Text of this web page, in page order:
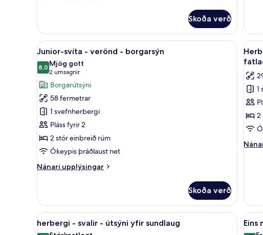
herbergi
með
tvíbreiðu
rúmi
-
svalir
-
borgarsýn
Skoða verð
rúmi
-
svalir
-
yfir
Skoða
allar
myndir
fyrir
Junior-
svíta
-
verönd
-
borgarsýn
Junior-svíta - verönd - borgarsýn |
11
Junior-svíta - verönd - borgarsýn
8,08,0 af 10
Mjög gott
2 umsagnir
(2
umsagnir)
Borgarútsýni
58 fermetrar
1 svefnherbergi
Pláss fyrir 2
2 stór einbreið rúm
Ókeypis þráðlaust net
Nánari upplýsingar
Nánari
svíta
verönd
Skoða verð
allar
fyrir
fyrir
tvo,
tvö
rúm
-
-
yfir
11
1
2
tvö
rúm
-
Skoða
allar
Míníbar, skrifborð, vinnuaðstaða fyrir
9
herbergi - svalir - útsýni yfir sundlaug
allar
9
Eins